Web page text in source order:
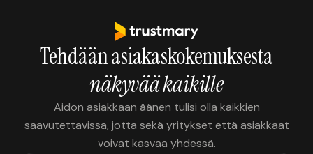
Tehdään asiakaskokemuksesta
näkyvää kaikille
Aidon asiakkaan äänen tulisi olla kaikkien
saavutettavissa, jotta sekä yritykset että asiakkaat
voivat kasvaa yhdessä.